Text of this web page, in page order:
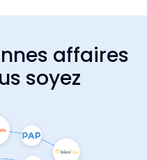
affaires
soyez